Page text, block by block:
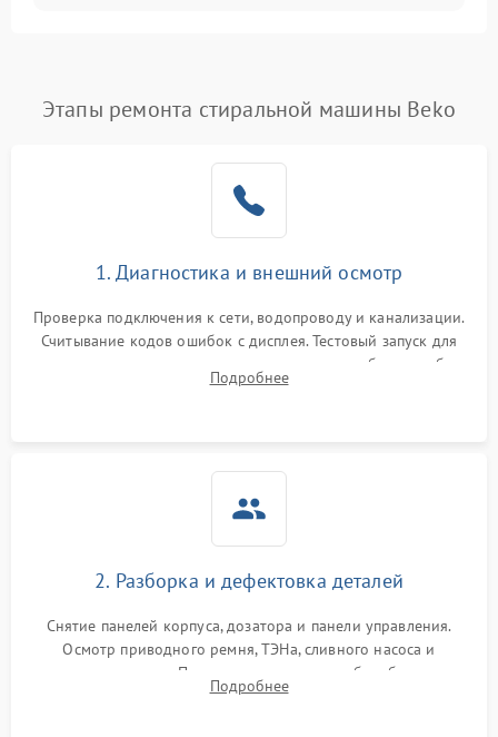
Замена платы управления Подробнее →
Этапы ремонта стиральной машины Beko
1. Диагностика и внешний осмотр
Проверка подключения к сети, водопроводу и канализации.
Считывание кодов ошибок с дисплея. Тестовый запуск для
выявления посторонних шумов, протечек или сбоев в работе
электронного модуля управления.
Подробнее
2. Разборка и дефектовка деталей
Снятие панелей корпуса, дозатора и панели управления.
Осмотр приводного ремня, ТЭНа, сливного насоса и
амортизаторов. Проверка подшипников барабана и
крестовины на износ, а манжеты люка на разрывы.
Подробнее